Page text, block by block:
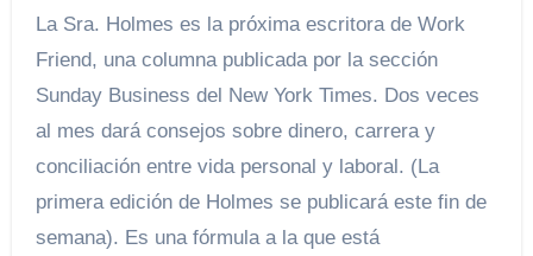
La Sra. Holmes es la próxima escritora de Work
Friend, una columna publicada por la sección
Sunday Business del New York Times. Dos veces
al mes dará consejos sobre dinero, carrera y
conciliación entre vida personal y laboral. (La
primera edición de Holmes se publicará este fin de
semana). Es una fórmula a la que está